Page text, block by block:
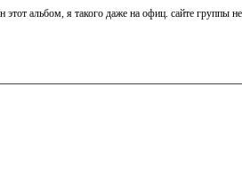
этот альбом, я такого даже на офиц. сайте группы